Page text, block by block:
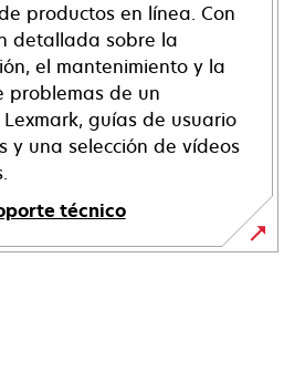
productos en línea. Con
detallada sobre la
el mantenimiento y la
problemas de un
guías de usuario
y una selección de vídeos
técnico